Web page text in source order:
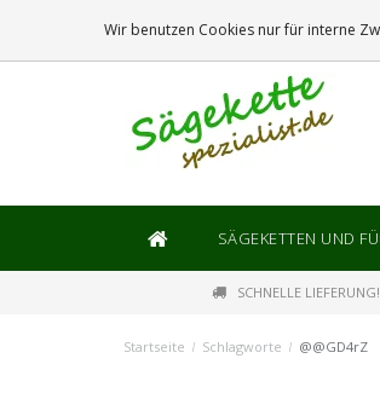
SÄGEKETTEN UND
SCHNELLE LIEFERUNG!
Startseite / Schlagworte / @@GD4rZ
Wir benutzen Cookies nur für interne